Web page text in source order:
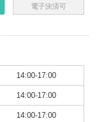
電子決済可
14:00-17:00
14:00-17:00
14:00-17:00